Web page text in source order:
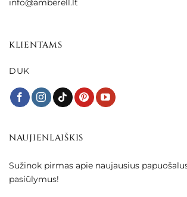
info@amberell.lt
KLIENTAMS
DUK
NAUJIENLAIŠKIS
Sužinok pirmas apie naujausius
pasiūlymus!